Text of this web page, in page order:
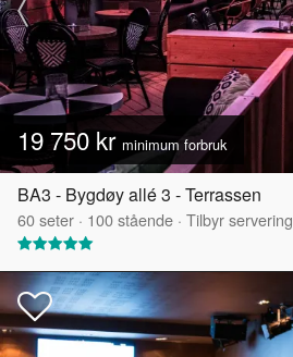
19 750 krminimum forbruk
BA3 - Bygdøy allé 3 - Terrassen
60seter · 100stående · Tilbyr servering